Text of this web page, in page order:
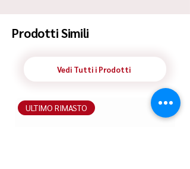
Prodotti Simili
Vedi Tutti i Prodotti
ULTIMO RIMASTO